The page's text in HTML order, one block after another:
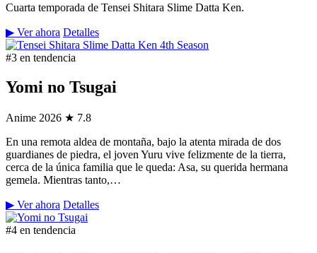
Cuarta temporada de Tensei Shitara Slime Datta Ken.
▶ Ver ahora Detalles
#3 en tendencia
Yomi no Tsugai
Anime 2026 ★ 7.8
En una remota aldea de montaña, bajo la atenta mirada de dos
guardianes de piedra, el joven Yuru vive felizmente de la tierra,
cerca de la única familia que le queda: Asa, su querida hermana
gemela. Mientras tanto,…
▶ Ver ahora Detalles
#4 en tendencia